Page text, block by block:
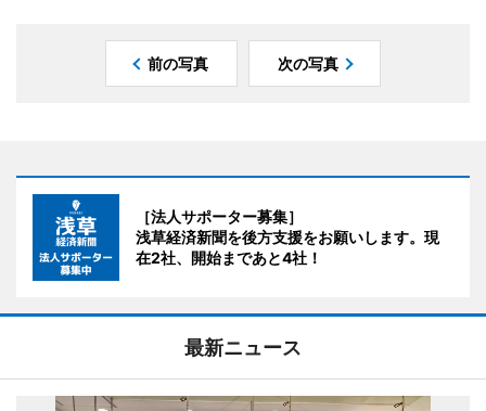
前の写真 次の写真
［法人サポーター募集］
浅草経済新聞を後方支援をお願いします。現
在2社、開始まであと4社！
最新ニュース